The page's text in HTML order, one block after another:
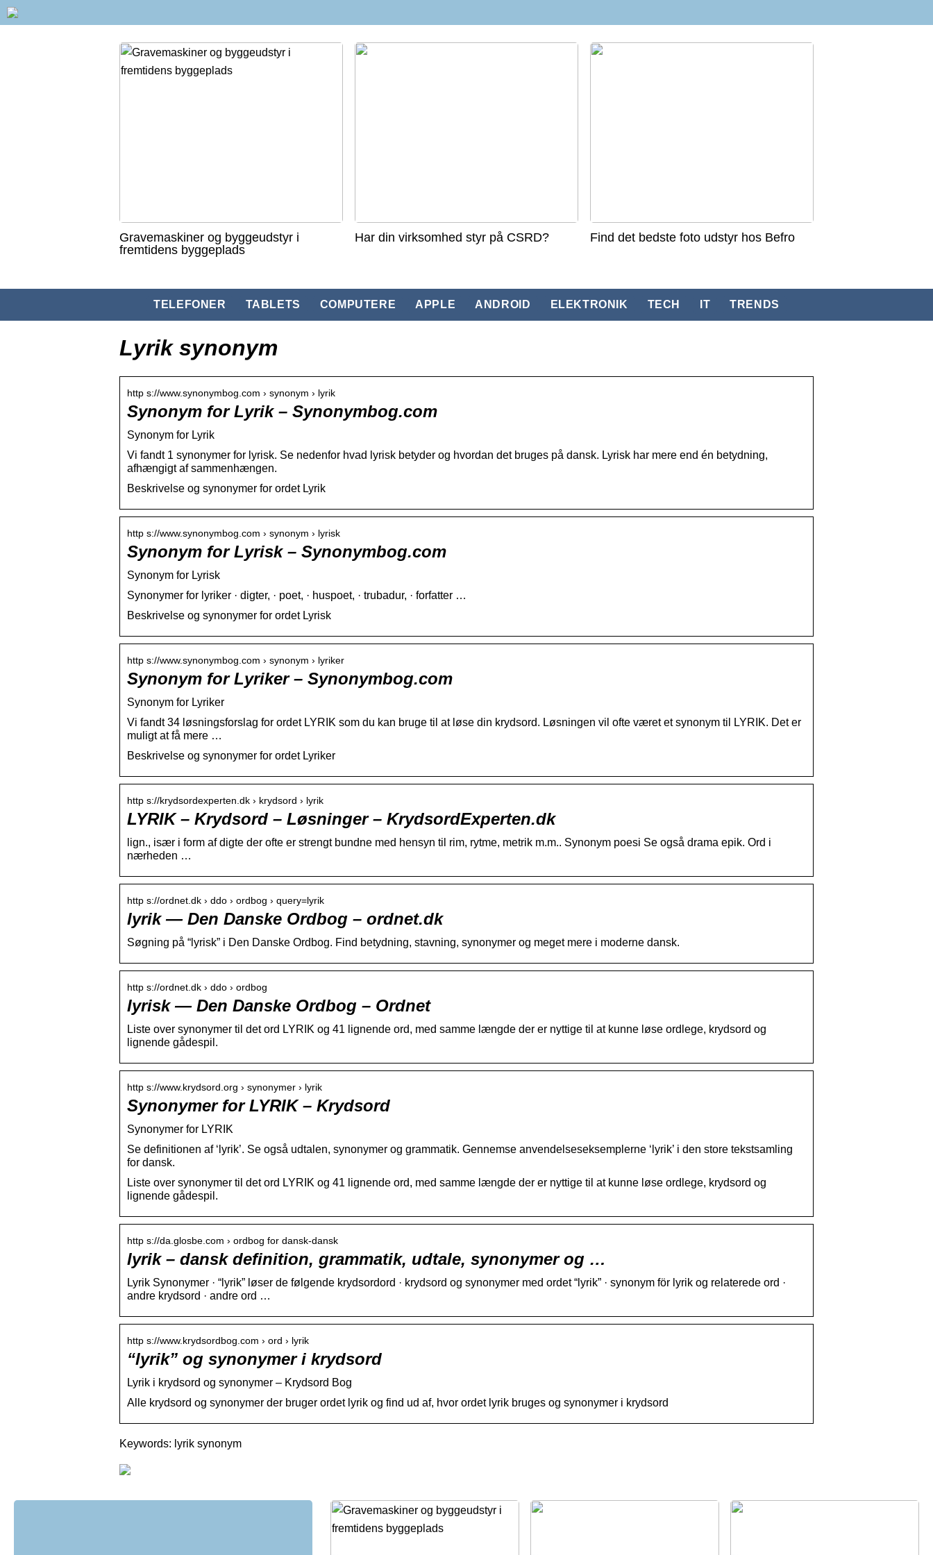
Gravemaskiner og byggeudstyr i
fremtidens byggeplads
Har din virksomhed styr på CSRD? Find det bedste foto udstyr hos Befro
TELEFONER TABLETS COMPUTERE APPLE ANDROID ELEKTRONIK TECH IT TRENDS
Lyrik synonym
http s://www.synonymbog.com › synonym › lyrik
Synonym for Lyrik – Synonymbog.com
Synonym for Lyrik
Vi fandt 1 synonymer for lyrisk. Se nedenfor hvad lyrisk betyder og hvordan det bruges på dansk. Lyrisk har mere end én betydning,
afhængigt af sammenhængen.
Beskrivelse og synonymer for ordet Lyrik
http s://www.synonymbog.com › synonym › lyrisk
Synonym for Lyrisk – Synonymbog.com
Synonym for Lyrisk
Synonymer for lyriker · digter, · poet, · huspoet, · trubadur, · forfatter …
Beskrivelse og synonymer for ordet Lyrisk
http s://www.synonymbog.com › synonym › lyriker
Synonym for Lyriker – Synonymbog.com
Synonym for Lyriker
Vi fandt 34 løsningsforslag for ordet LYRIK som du kan bruge til at løse din krydsord. Løsningen vil ofte været et synonym til LYRIK. Det er
muligt at få mere …
Beskrivelse og synonymer for ordet Lyriker
http s://krydsordexperten.dk › krydsord › lyrik
LYRIK – Krydsord – Løsninger – KrydsordExperten.dk
lign., især i form af digte der ofte er strengt bundne med hensyn til rim, rytme, metrik m.m.. Synonym poesi Se også drama epik. Ord i
nærheden …
http s://ordnet.dk › ddo › ordbog › query=lyrik
lyrik — Den Danske Ordbog – ordnet.dk
Søgning på “lyrisk” i Den Danske Ordbog. Find betydning, stavning, synonymer og meget mere i moderne dansk.
http s://ordnet.dk › ddo › ordbog
lyrisk — Den Danske Ordbog – Ordnet
Liste over synonymer til det ord LYRIK og 41 lignende ord, med samme længde der er nyttige til at kunne løse ordlege, krydsord og
lignende gådespil.
http s://www.krydsord.org › synonymer › lyrik
Synonymer for LYRIK – Krydsord
Synonymer for LYRIK
Se definitionen af ‘lyrik’. Se også udtalen, synonymer og grammatik. Gennemse anvendelseseksemplerne ‘lyrik’ i den store tekstsamling
for dansk.
Liste over synonymer til det ord LYRIK og 41 lignende ord, med samme længde der er nyttige til at kunne løse ordlege, krydsord og
lignende gådespil.
http s://da.glosbe.com › ordbog for dansk-dansk
lyrik – dansk definition, grammatik, udtale, synonymer og …
Lyrik Synonymer · “lyrik” løser de følgende krydsordord · krydsord og synonymer med ordet “lyrik” · synonym för lyrik og relaterede ord ·
andre krydsord · andre ord …
http s://www.krydsordbog.com › ord › lyrik
“lyrik” og synonymer i krydsord
Lyrik i krydsord og synonymer – Krydsord Bog
Alle krydsord og synonymer der bruger ordet lyrik og find ud af, hvor ordet lyrik bruges og synonymer i krydsord
Keywords: lyrik synonym